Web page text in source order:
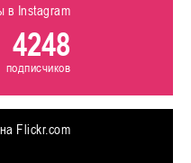
в Instagram
4248
подписчиков
Flickr.com